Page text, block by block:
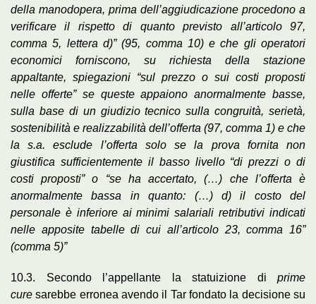
della manodopera, prima dell’aggiudicazione procedono a
verificare il rispetto di quanto previsto all’articolo 97,
comma 5, lettera d)” (95, comma 10) e che gli operatori
economici forniscono, su richiesta della stazione
appaltante, spiegazioni “sul prezzo o sui costi proposti
nelle offerte” se queste appaiono anormalmente basse,
sulla base di un giudizio tecnico sulla congruità, serietà,
sostenibilità e realizzabilità dell’offerta (97, comma 1) e che
la s.a. esclude l’offerta solo se la prova fornita non
giustifica sufficientemente il basso livello “di prezzi o di
costi proposti” o “se ha accertato, (…) che l’offerta è
anormalmente bassa in quanto: (…) d) il costo del
personale è inferiore ai minimi salariali retributivi indicati
nelle apposite tabelle di cui all’articolo 23, comma 16”
(comma 5)”
10.3. Secondo l’appellante la statuizione di prime
cure sarebbe erronea avendo il Tar fondato la decisione su